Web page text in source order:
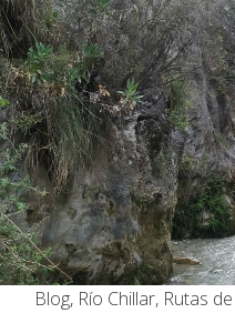
Blog, Río Chillar, Rutas